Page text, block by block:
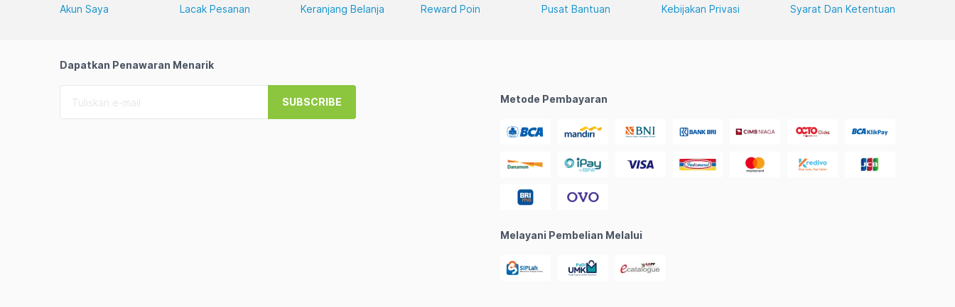
Akun Saya Lacak Pesanan Keranjang Belanja Reward Poin Pusat Bantuan Kebijakan Privasi Syarat Dan Ketentuan
Dapatkan Penawaran Menarik
SUBSCRIBE Metode Pembayaran
Melayani Pembelian Melalui